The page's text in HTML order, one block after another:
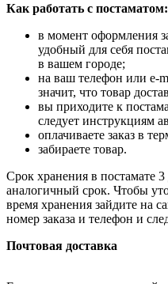
Как работать с постаматом:
в момент оформления
удобный для себя
в вашем городе;
на ваш телефон или e-
значит, что товар
вы приходите к
следует инструкциям
оплачиваете заказ в
забираете товар.
Срок хранения в постамате
аналогичный срок. Чтобы
время хранения зайдите на
номер заказа и телефон и
Почтовая доставка